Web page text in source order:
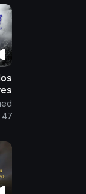
a
el
47 المشاهدات